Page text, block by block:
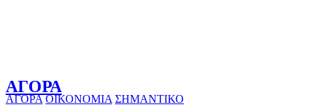
ΑΓΟΡΑ
ΑΓΟΡΑ ΟΙΚΟΝΟΜΙΑ ΣΗΜΑΝΤΙΚΟ